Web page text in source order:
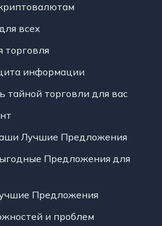
всех
торговля
информации
тайной торговли для вас
Лучшие Предложения
Предложения для
Предложения
и проблем